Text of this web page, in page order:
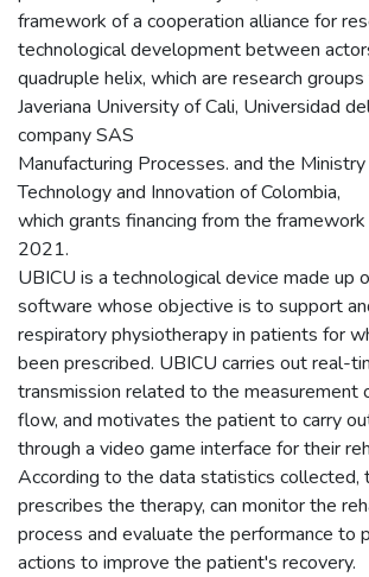
framework of a cooperation alliance for
technological development between
quadruple helix, which are research
Javeriana University of Cali, Universidad
company SAS
Manufacturing Processes. and the Ministry
Technology and Innovation of Colombia,
which grants financing from the
2021.
UBICU is a technological device made up
software whose objective is to support
respiratory physiotherapy in patients for
been prescribed. UBICU carries out real-
transmission related to the measurement
flow, and motivates the patient to carry
through a video game interface for their
According to the data statistics collected,
prescribes the therapy, can monitor the
process and evaluate the performance to
actions to improve the patient's recovery.